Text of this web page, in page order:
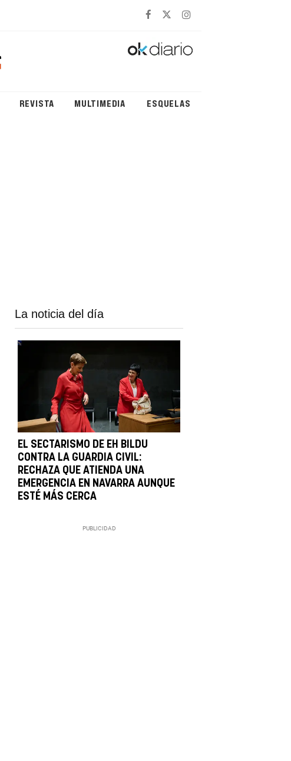
REVISTA MULTIMEDIA ESQUELAS
La noticia del día
EL SECTARISMO DE EH BILDU
CONTRA LA GUARDIA CIVIL:
RECHAZA QUE ATIENDA UNA
EMERGENCIA EN NAVARRA AUNQUE
ESTÉ MÁS CERCA